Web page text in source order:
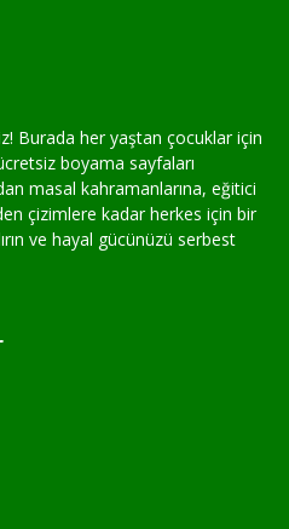
Burada her yaştan çocuklar için
boyama sayfaları
masal kahramanlarına, eğitici
çizimlere kadar herkes için bir
ve hayal gücünüzü serbest